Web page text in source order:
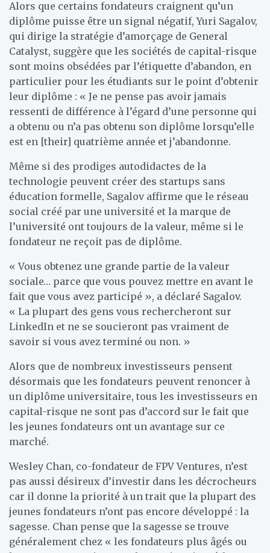
Alors que certains fondateurs craignent qu’un
diplôme puisse être un signal négatif, Yuri Sagalov,
qui dirige la stratégie d’amorçage de General
Catalyst, suggère que les sociétés de capital-risque
sont moins obsédées par l’étiquette d’abandon, en
particulier pour les étudiants sur le point d’obtenir
leur diplôme : « Je ne pense pas avoir jamais
ressenti de différence à l’égard d’une personne qui
a obtenu ou n’a pas obtenu son diplôme lorsqu’elle
est en [their] quatrième année et j’abandonne.
Même si des prodiges autodidactes de la
technologie peuvent créer des startups sans
éducation formelle, Sagalov affirme que le réseau
social créé par une université et la marque de
l’université ont toujours de la valeur, même si le
fondateur ne reçoit pas de diplôme.
« Vous obtenez une grande partie de la valeur
sociale… parce que vous pouvez mettre en avant le
fait que vous avez participé », a déclaré Sagalov.
« La plupart des gens vous rechercheront sur
LinkedIn et ne se soucieront pas vraiment de
savoir si vous avez terminé ou non. »
Alors que de nombreux investisseurs pensent
désormais que les fondateurs peuvent renoncer à
un diplôme universitaire, tous les investisseurs en
capital-risque ne sont pas d’accord sur le fait que
les jeunes fondateurs ont un avantage sur ce
marché.
Wesley Chan, co-fondateur de FPV Ventures, n’est
pas aussi désireux d’investir dans les décrocheurs
car il donne la priorité à un trait que la plupart des
jeunes fondateurs n’ont pas encore développé : la
sagesse. Chan pense que la sagesse se trouve
généralement chez « les fondateurs plus âgés ou